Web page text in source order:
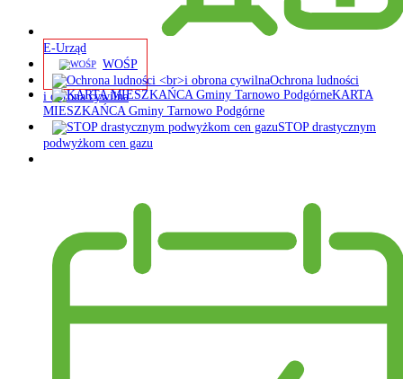
E-Urząd
WOŚP
Ochrona ludności
i obrona cywilna
KARTA
MIESZKAŃCA Gminy Tarnowo Podgórne
STOP drastycznym
podwyżkom cen gazu